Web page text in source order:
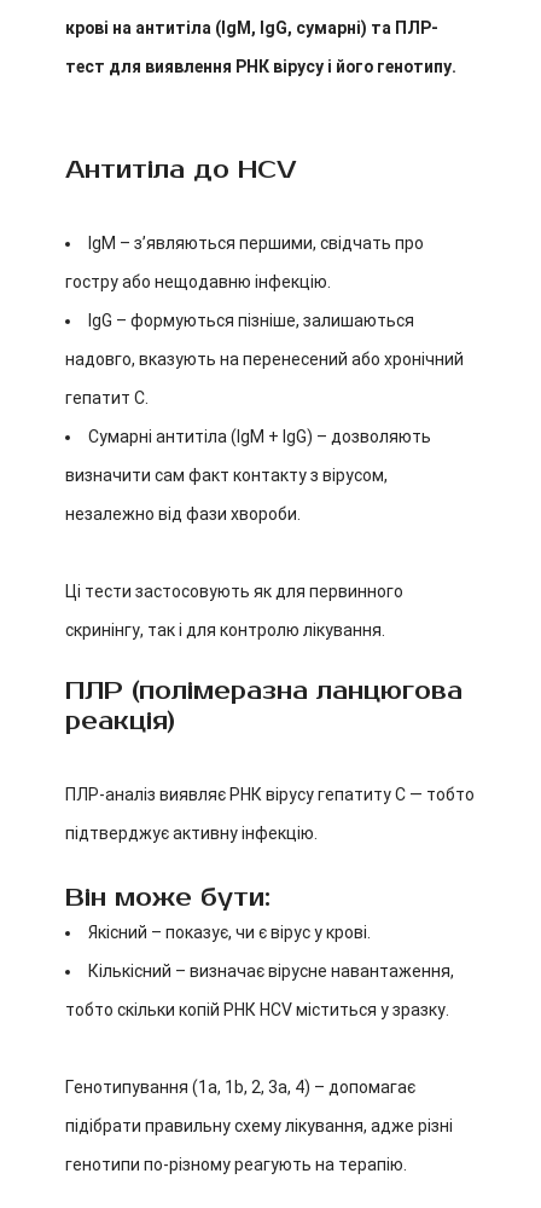
крові на антитіла (IgM, IgG, сумарні) та ПЛР-
тест для виявлення РНК вірусу і його генотипу.
Антитіла до HCV
IgM – з’являються першими, свідчать про
гостру або нещодавню інфекцію.
IgG – формуються пізніше, залишаються
надовго, вказують на перенесений або хронічний
гепатит С.
Сумарні антитіла (IgM + IgG) – дозволяють
визначити сам факт контакту з вірусом,
незалежно від фази хвороби.
Ці тести застосовують як для первинного
скринінгу, так і для контролю лікування.
ПЛР (полімеразна ланцюгова
реакція)
ПЛР-аналіз виявляє РНК вірусу гепатиту С — тобто
підтверджує активну інфекцію.
Він може бути:
Якісний – показує, чи є вірус у крові.
Кількісний – визначає вірусне навантаження,
тобто скільки копій РНК HCV міститься у зразку.
Генотипування (1a, 1b, 2, 3a, 4) – допомагає
підібрати правильну схему лікування, адже різні
генотипи по-різному реагують на терапію.